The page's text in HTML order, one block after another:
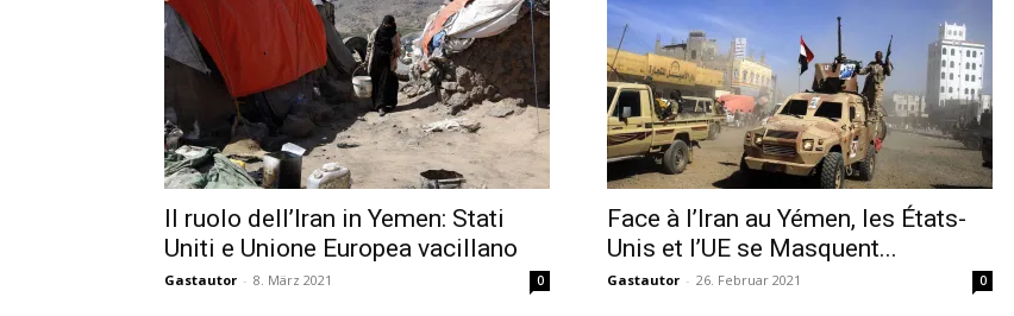
Il ruolo dell’Iran in Yemen: Stati
Uniti e Unione Europea vacillano
Gastautor - 8. März 2021 0
Face à l’Iran au Yémen, les États-
Unis et l’UE se Masquent...
Gastautor - 26. Februar 2021 0